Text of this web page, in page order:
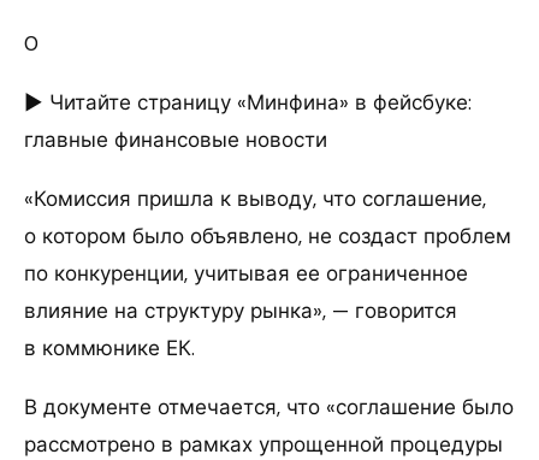
0
► Читайте страницу «Минфина» в фейсбуке:
главные финансовые новости
«Комиссия пришла к выводу, что соглашение,
о котором было объявлено, не создаст проблем
по конкуренции, учитывая ее ограниченное
влияние на структуру рынка», — говорится
в коммюнике ЕК.
В документе отмечается, что «соглашение было
рассмотрено в рамках упрощенной процедуры